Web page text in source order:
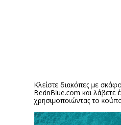
Κλείστε διακόπες με
BednBlue.com και λάβετε
χρησιμοποιώντας το